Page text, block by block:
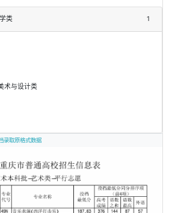
类 1
术与设计类
录取原格式数据